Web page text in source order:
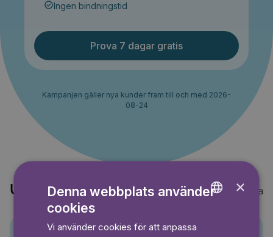
Ingen bindningstid
Prova 7 dagar gratis
Kampanjen gäller nya kunder fram till och med 2026-
08-24
Upptäck också Visa alla
×
Denna webbplats använder
cookies
Vi använder cookies för att anpassa